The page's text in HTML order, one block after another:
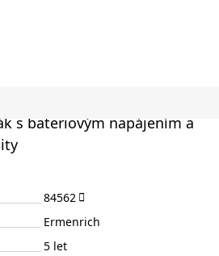
s bateriovým napájením a
84562
Ermenrich
5 let